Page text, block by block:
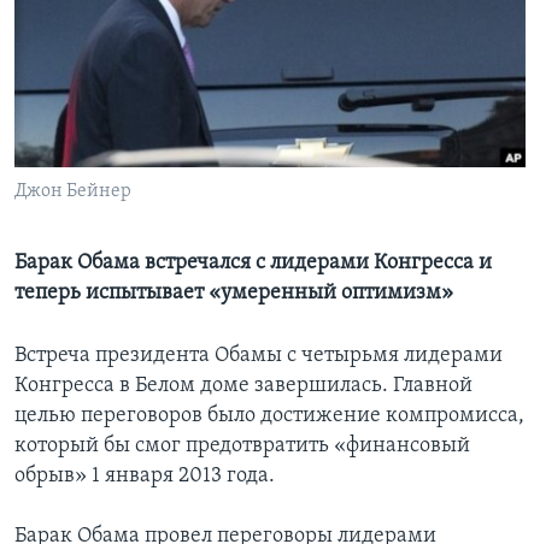
Learning English
СОЦИАЛЬНЫЕ СЕТИ
Джон Бейнер
Барак Обама встречался с лидерами Конгресса и
теперь испытывает «умеренный оптимизм»
Встреча президента Обамы с четырьмя лидерами
Конгресса в Белом доме завершилась. Главной
целью переговоров было достижение компромисса,
который бы смог предотвратить «финансовый
обрыв» 1 января 2013 года.
Барак Обама провел переговоры лидерами